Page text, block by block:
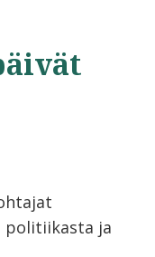
politiikasta ja